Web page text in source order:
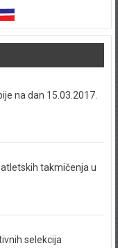
na dan 15.03.2017.
takmičenja u
selekcija